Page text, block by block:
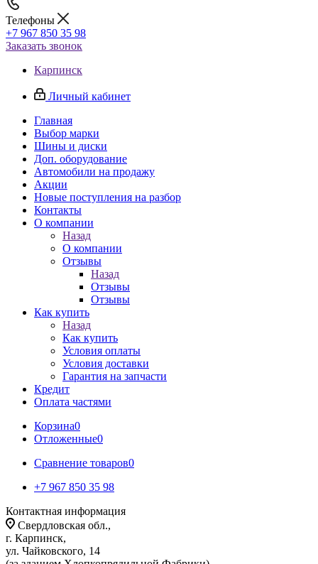
Телефоны
+7 967 850 35 98
Заказать звонок
Карпинск
Личный кабинет
Главная
Выбор марки
Шины и диски
Доп. оборудование
Автомобили на продажу
Акции
Новые поступления на разбор
Контакты
О компании
Назад
О компании
Отзывы
Назад
Отзывы
Отзывы
Как купить
Назад
Как купить
Условия оплаты
Условия доставки
Гарантия на запчасти
Кредит
Оплата частями
Корзина0
Отложенные0
Сравнение товаров0
+7 967 850 35 98
Контактная информация
Свердловская обл.,
г. Карпинск,
ул. Чайковского, 14